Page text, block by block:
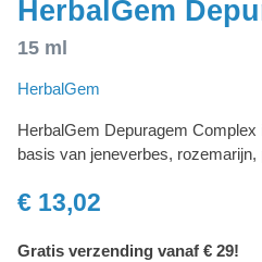
HerbalGem
15 ml
HerbalGem
HerbalGem Depuragem
basis van jeneverbes,
€ 13,02
Gratis verzending vanaf € 29!